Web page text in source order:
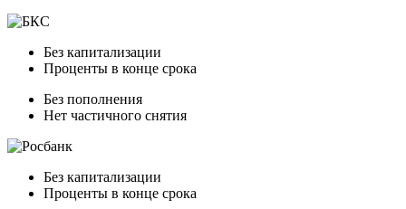
Без капитализации
Проценты в конце срока
Без пополнения
Нет частичного снятия
Без капитализации
Проценты в конце срока